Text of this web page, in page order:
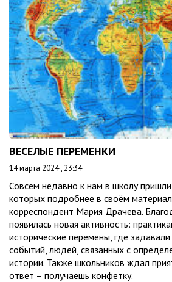
ВЕСЕЛЫЕ ПЕРЕМЕНКИ
14 марта 2024 , 23:34
Совсем недавно к нам в школу
которых подробнее в своём
корреспондент Мария Драчева.
появилась новая активность:
исторические перемены, где
событий, людей, связанных с
истории. Также школьников ждал
ответ – получаешь конфетку.